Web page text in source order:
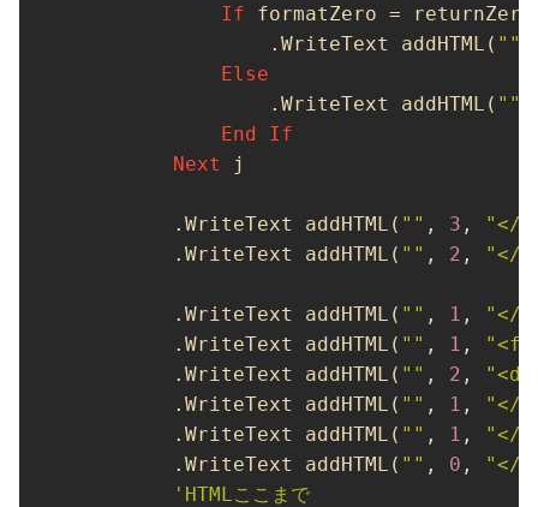
If formatZero =
                .WriteText addHTML(
""
Else
                .WriteText addHTML(
""
End
If
Next
j
        .WriteText addHTML(
"" , 3 ,
"</
        .WriteText addHTML(
"" , 2 , "</
        .WriteText addHTML(
"" , 1 ,
"</
        .WriteText addHTML(
"" , 1 ,
        .WriteText addHTML(
"" , 2 ,
        .WriteText addHTML(
"" , 1 ,
"</
        .WriteText addHTML(
"" , 1 ,
"</
        .WriteText addHTML(
"" , 0 ,
"</
'HTMLここまで